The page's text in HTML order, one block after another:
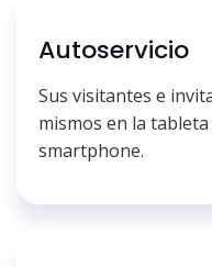
Autoservicio
Sus visitantes e
mismos en la
smartphone.